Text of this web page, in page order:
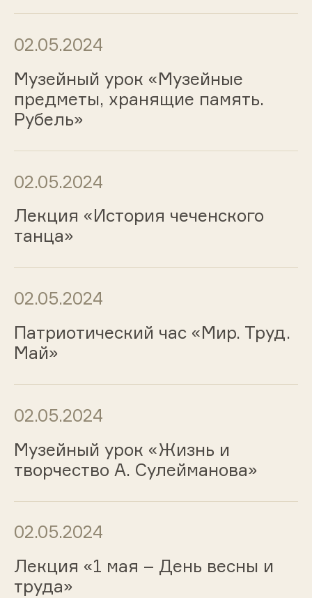
02.05.2024
Музейный урок «Музейные
предметы, хранящие память.
Рубель»
02.05.2024
Лекция «История чеченского
танца»
02.05.2024
Патриотический час «Мир. Труд.
Май»
02.05.2024
Музейный урок «Жизнь и
творчество А. Сулейманова»
02.05.2024
Лекция «1 мая – День весны и
труда»